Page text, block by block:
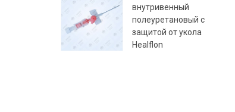
внутривенный
полеуретановый с
защитой от укола
Healflon